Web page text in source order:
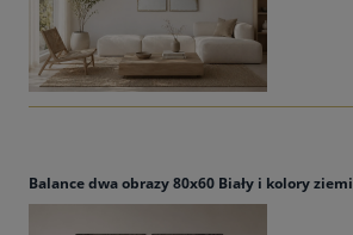
Balance dwa obrazy 80x60 Biały i kolory ziemi